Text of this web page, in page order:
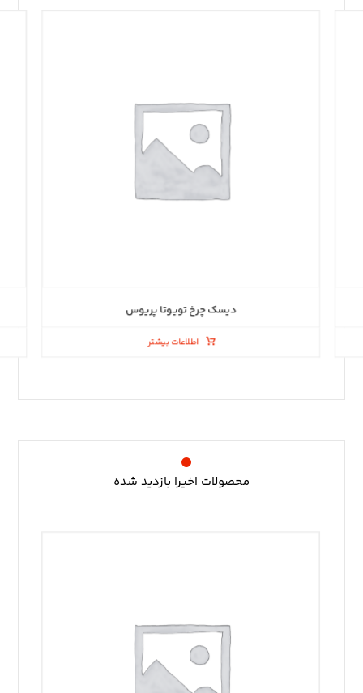
دیسک چرخ تویوتا پریوس
اطلاعات بیشتر
محصولات اخیرا بازدید شده